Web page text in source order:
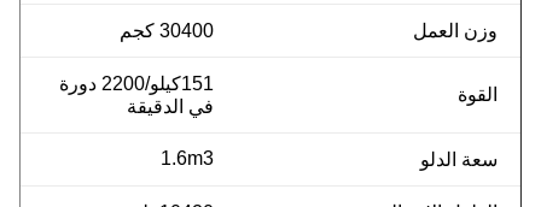
وزن العمل 30400 كجم
القوة
151كيلو
/2200 دورة
في الدقيقة
سعة الدلو 1.6m3